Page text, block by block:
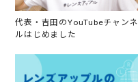
代表・吉田のYouTubeチャンネ
ルはじめました